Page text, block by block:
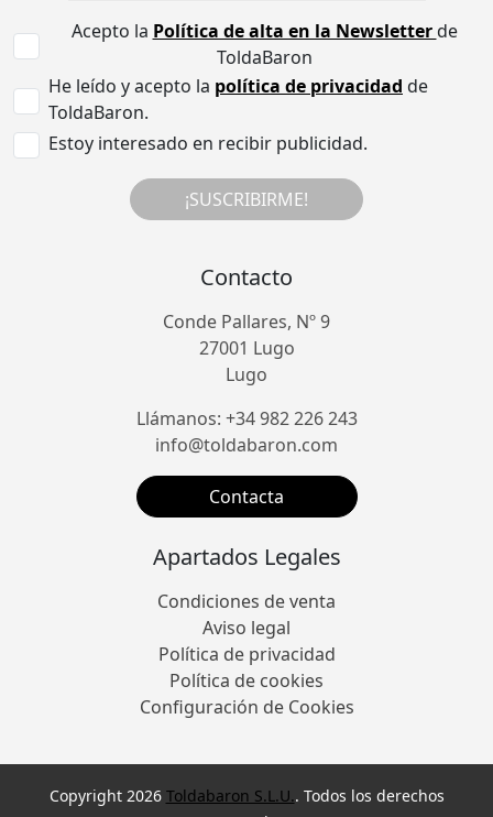
Acepto la Política de alta en la Newsletterde
ToldaBaron
He leído y acepto la política de privacidad de
ToldaBaron.
Estoy interesado en recibir publicidad.
¡SUSCRIBIRME!
Contacto
Conde Pallares, Nº 9
27001 Lugo
Lugo
Llámanos: +34 982 226 243
info@toldabaron.com
Contacta
Apartados Legales
Condiciones de venta
Aviso legal
Política de privacidad
Política de cookies
Configuración de Cookies
Copyright 2026 Toldabaron S.L.U.. Todos los derechos